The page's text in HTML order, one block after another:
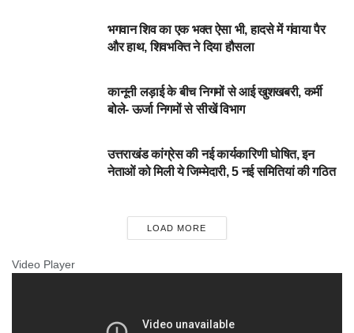
भगवान शिव का एक भक्त ऐसा भी, हादसे में गंवाया पैर
और हाथ, शिवभक्ति ने दिया हौसला
कानूनी लड़ाई के बीच निगमों से आई खुशखबरी, कर्मी
बोले- ऊर्जा निगमों से सीखें विभाग
उत्तराखंड कांग्रेस की नई कार्यकारिणी घोषित, इन
नेताओं को मिली ये जिम्मेदारी, 5 नई समितियां की गठित
LOAD MORE
Video Player